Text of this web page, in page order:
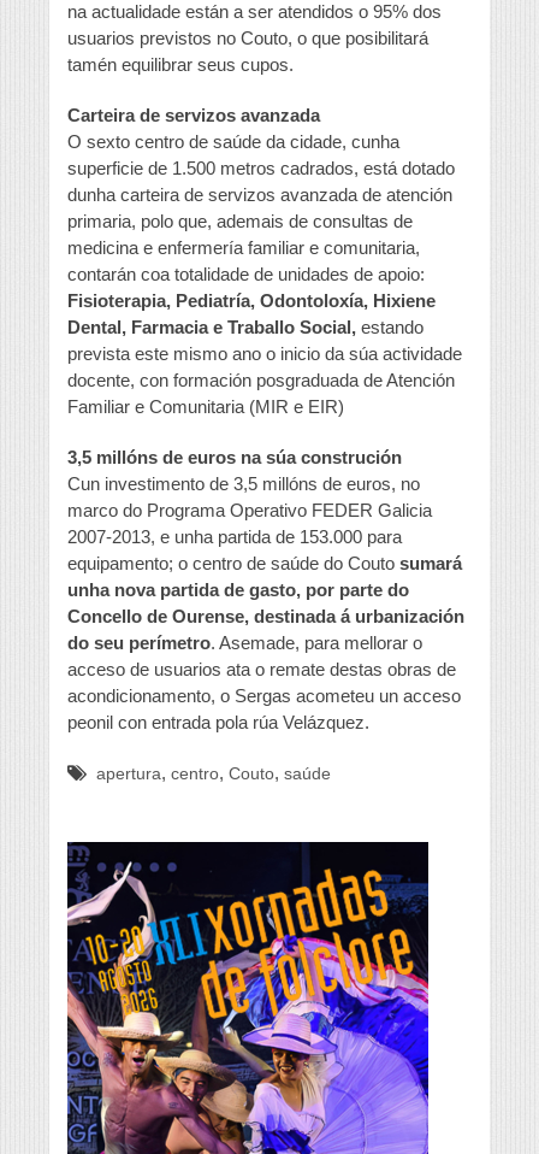
na actualidade están a ser atendidos o 95% dos
usuarios previstos no Couto, o que posibilitará
tamén equilibrar seus cupos.
Carteira de servizos avanzada
O sexto centro de saúde da cidade, cunha
superficie de 1.500 metros cadrados, está dotado
dunha carteira de servizos avanzada de atención
primaria, polo que, ademais de consultas de
medicina e enfermería familiar e comunitaria,
contarán coa totalidade de unidades de apoio:
Fisioterapia, Pediatría, Odontoloxía, Hixiene
Dental, Farmacia e Traballo Social, estando
prevista este mismo ano o inicio da súa actividade
docente, con formación posgraduada de Atención
Familiar e Comunitaria (MIR e EIR)
3,5 millóns de euros na súa construción
Cun investimento de 3,5 millóns de euros, no
marco do Programa Operativo FEDER Galicia
2007-2013, e unha partida de 153.000 para
equipamento; o centro de saúde do Couto sumará
unha nova partida de gasto, por parte do
Concello de Ourense, destinada á urbanización
do seu perímetro. Asemade, para mellorar o
acceso de usuarios ata o remate destas obras de
acondicionamento, o Sergas acometeu un acceso
peonil con entrada pola rúa Velázquez.
apertura, centro, Couto, saúde